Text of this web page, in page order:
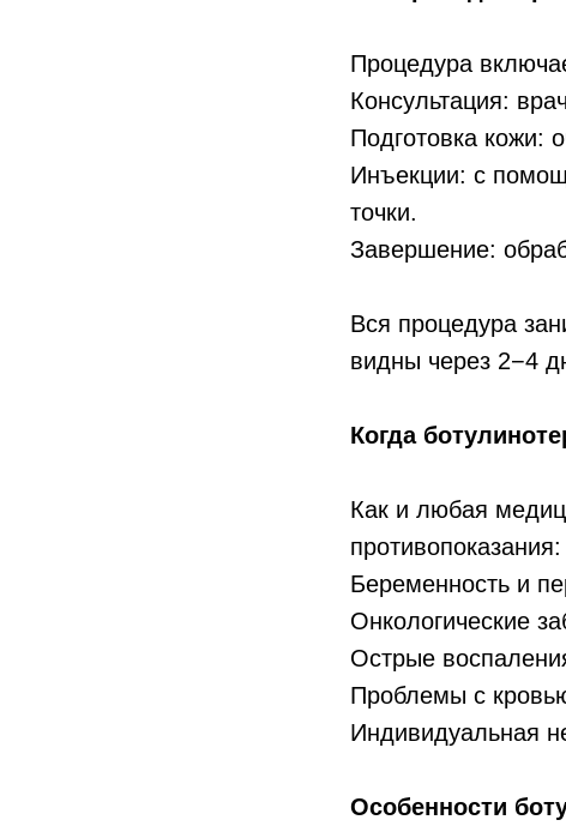
Процедура
Консультация:
Подготовка кожи:
Инъекции: с
точки.
Завершение:
Вся процедура
видны через 2−4
Когда
Как и любая
противопоказания:
Беременность и
Онкологические
Острые
Проблемы с
Индивидуальная
Особенности